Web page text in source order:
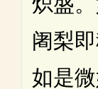
阇梨
如是